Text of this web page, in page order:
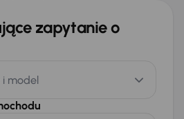
zapytanie o
model